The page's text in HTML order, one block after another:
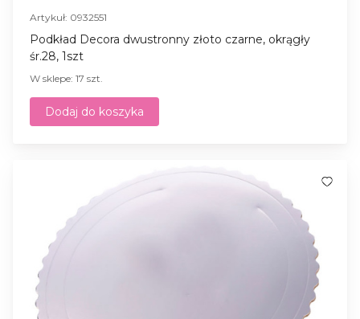
Artykuł: 0932551
Podkład Decora dwustronny złoto czarne, okrągły
śr.28, 1szt
W sklepe: 17 szt.
Dodaj do koszyka